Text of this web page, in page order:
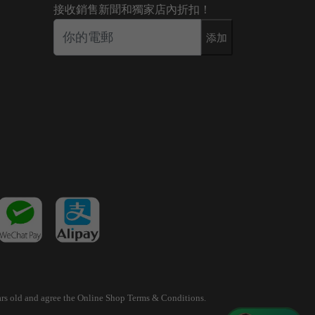
接收銷售新聞和獨家店內折扣！
添加
old and agree the Online Shop Terms & Conditions.